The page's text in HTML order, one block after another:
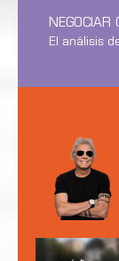
El análisis